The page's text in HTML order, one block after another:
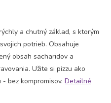
a chutný základ, s ktorým
potrieb. Obsahuje
obsah sacharidov a
Užite si pizzu ako
bez kompromisov. Detailné